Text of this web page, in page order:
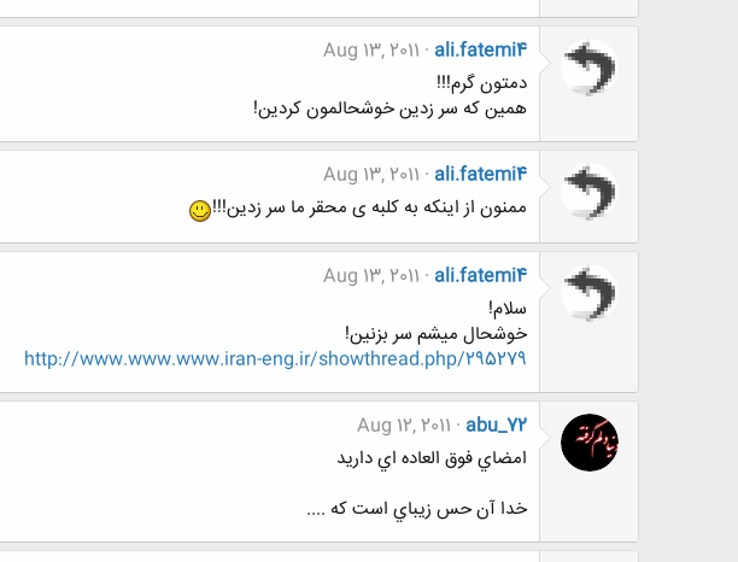
ali.fatemi4
Aug 13, 2011
دمتون گرم!!!
همین که سر زدین خوشحالمون کردین!
ali.fatemi4
Aug 13, 2011
ممنون از اینکه به کلبه ی محقر ما سر زدین!!!
ali.fatemi4
Aug 13, 2011
سلام!
خوشحال میشم سر بزنین!
http://www.www.www.iran-eng.ir/showthread.php/295279
abu_72
Aug 12, 2011
امضاي فوق العاده اي داريد
خدا آن حس زيباي است كه ....